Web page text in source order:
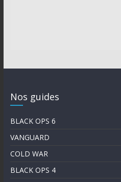
Nos guides
BLACK OPS 6
VANGUARD
COLD WAR
BLACK OPS 4